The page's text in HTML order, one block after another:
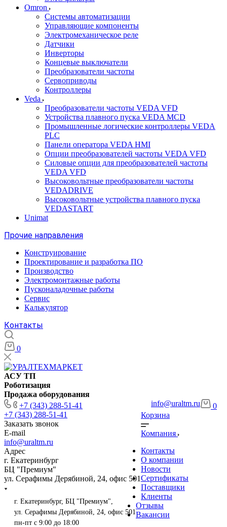
Omron
Системы автоматизации
Управляющие компоненты
Электромеханическое реле
Датчики
Инверторы
Концевые выключатели
Преобразователи частоты
Сервоприводы
Контроллеры
Veda
Преобразователи частоты VEDA VFD
Устройства плавного пуска VEDA MCD
Промышленные логические контроллеры VEDA
PLC
Панели оператора VEDA HMI
Опции преобразователей частоты VEDA VFD
Силовые опции для преобразователей частоты
VEDA VFD
Высоковольтные преобразователи частоты
VEDADRIVE
Высоковольтные устройства плавного пуска
VEDASTART
Unimat
Прочие направления
Конструирование
Проектирование и разработка ПО
Производство
Электромонтажные работы
Пусконаладочные работы
Сервис
Калькулятор
Контакты
0
АСУ ТП
Роботизация
Продажа оборудования
+7 (343) 288-51-41
+7 (343) 288-51-41
Заказать звонок
E-mail
info@uraltm.ru
Адрес
г. Екатеринбург
БЦ "Премиум"
ул. Серафимы Дерябиной, 24, офис 501
info@uraltm.ru
г. Екатеринбург, БЦ "Премиум",
ул. Серафимы Дерябиной, 24, офис 501
пн-пт с 9:00 до 18:00
0
Корзина
Компания
Контакты
О компании
Новости
Сертификаты
Поставщики
Клиенты
Отзывы
Вакансии